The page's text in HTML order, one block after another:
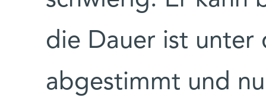
die Dauer ist unter
abgestimmt und